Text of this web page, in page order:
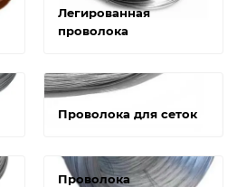
Легированная
проволока
Проволока для сеток
Проволока